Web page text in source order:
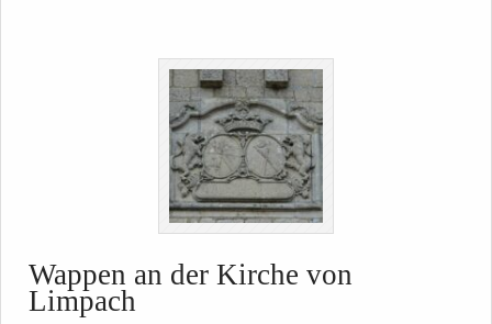
Wappen an der Kirche von
Limpach